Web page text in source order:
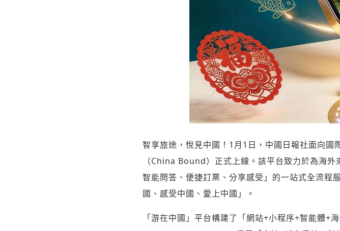
歡迎您加
掌握國
參與下一
請輸入發
(十分
智享旅途，悅見中國！1月1日，中國日報社面向國
（China Bound）正式上線。該平台致力於為海外
智能問答、便捷訂票、分享感受 」 的一站式全流程
國、感受中國、愛上中國 」 。
「游在中國 」 平台構建了 「網站+小程序+智能體+